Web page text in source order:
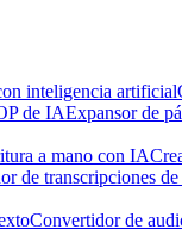
inteligencia artificial
de IAExpansor de
a mano con IA
de transcripciones
Convertidor de